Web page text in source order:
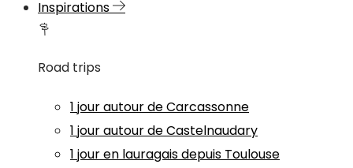
Inspirations
Road trips
1 jour autour de Carcassonne
1 jour autour de Castelnaudary
1 jour en lauragais depuis Toulouse